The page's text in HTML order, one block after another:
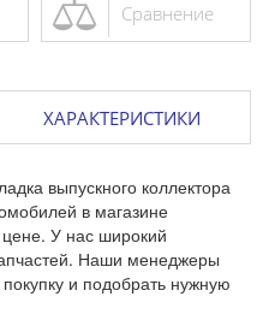
Сравнение
ХАРАКТЕРИСТИКИ
выпускного коллектора
в магазине
У нас широкий
Наши менеджеры
и подобрать нужную